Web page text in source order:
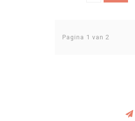
Pagina 1 van 2